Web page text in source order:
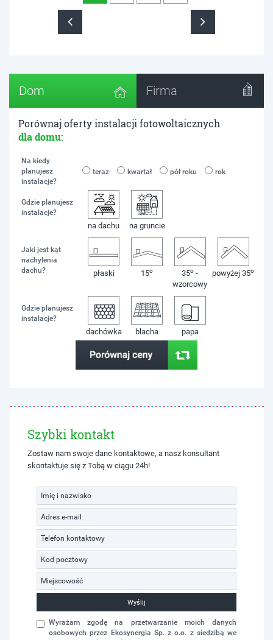
Dom Firma
Porównaj oferty instalacji fotowoltaicznych
dla domu:
Na kiedy
planujesz
instalacje?
teraz kwartał pół roku rok
Gdzie planujesz
instalacje?
na dachu na gruncie
Jaki jest kąt
nachylenia
dachu?
płaski 15o 35o -
wzorcowy
powyżej 35o
Gdzie planujesz
instalacje?
dachówka blacha papa
Szybki kontakt
Zostaw nam swoje dane kontaktowe, a nasz konsultant
skontaktuje się z Tobą w ciągu 24h!
Wyślij
Wyrażam zgodę na przetwarzanie moich danych
osobowych przez Ekosynergia Sp. z o.o. z siedzibą we